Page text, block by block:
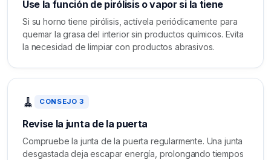
Use la función de pirólisis o vapor si la tiene
Si su horno tiene pirólisis, actívela periódicamente para
quemar la grasa del interior sin productos químicos. Evita
la necesidad de limpiar con productos abrasivos.
🧹 CONSEJO 3
Revise la junta de la puerta
Compruebe la junta de la puerta regularmente. Una junta
desgastada deja escapar energía, prolongando tiempos